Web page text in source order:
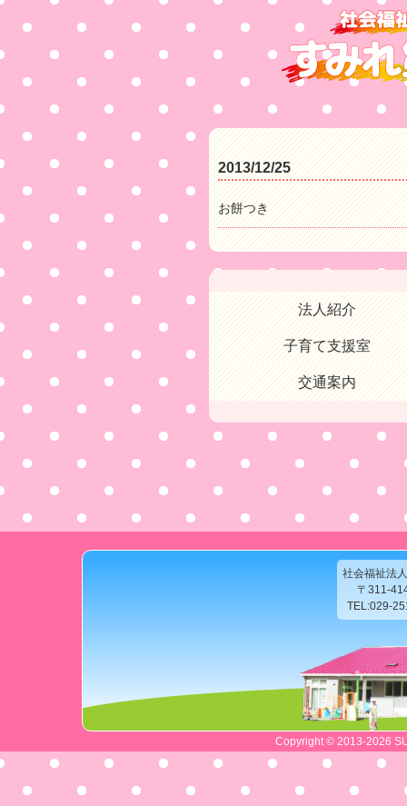
2013/12/25
お餅つき
法人紹介
子育て支援室
交通案内
社会福祉法
〒311-
TEL:029-
Copyright © 2013-2026